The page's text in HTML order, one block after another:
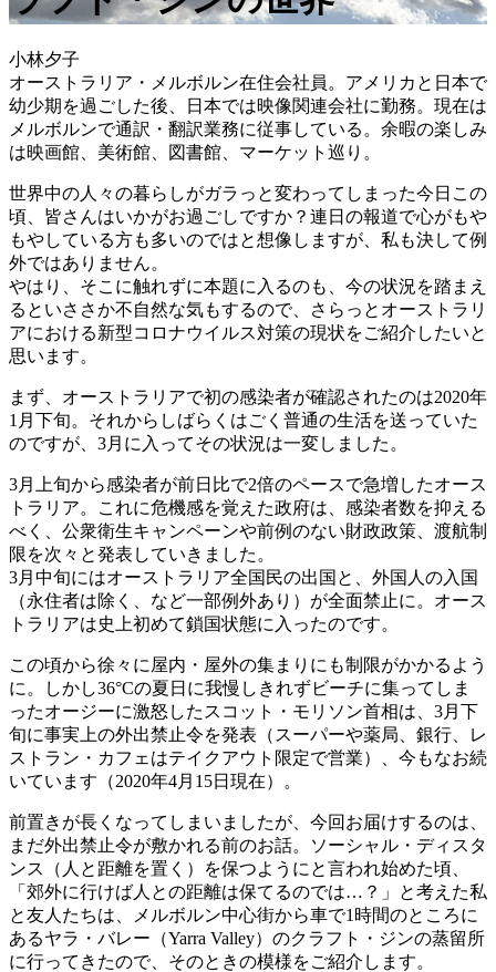
小林夕子
オーストラリア・メルボルン在住会社員。アメリカと日本で
幼少期を過ごした後、日本では映像関連会社に勤務。現在は
メルボルンで通訳・翻訳業務に従事している。余暇の楽しみ
は映画館、美術館、図書館、マーケット巡り。
世界中の人々の暮らしがガラっと変わってしまった今日この
頃、皆さんはいかがお過ごしですか？連日の報道で心がもや
もやしている方も多いのではと想像しますが、私も決して例
外ではありません。
やはり、そこに触れずに本題に入るのも、今の状況を踏まえ
るといささか不自然な気もするので、さらっとオーストラリ
アにおける新型コロナウイルス対策の現状をご紹介したいと
思います。
まず、オーストラリアで初の感染者が確認されたのは2020年
1月下旬。それからしばらくはごく普通の生活を送っていた
のですが、3月に入ってその状況は一変しました。
3月上旬から感染者が前日比で2倍のペースで急増したオース
トラリア。これに危機感を覚えた政府は、感染者数を抑える
べく、公衆衛生キャンペーンや前例のない財政政策、渡航制
限を次々と発表していきました。
3月中旬にはオーストラリア全国民の出国と、外国人の入国
（永住者は除く、など一部例外あり）が全面禁止に。オース
トラリアは史上初めて鎖国状態に入ったのです。
この頃から徐々に屋内・屋外の集まりにも制限がかかるよう
に。しかし36°Cの夏日に我慢しきれずビーチに集ってしま
ったオージーに激怒したスコット・モリソン首相は、3月下
旬に事実上の外出禁止令を発表（スーパーや薬局、銀行、レ
ストラン・カフェはテイクアウト限定で営業）、今もなお続
いています（2020年4月15日現在）。
前置きが長くなってしまいましたが、今回お届けするのは、
まだ外出禁止令が敷かれる前のお話。ソーシャル・ディスタ
ンス（人と距離を置く）を保つようにと言われ始めた頃、
「郊外に行けば人との距離は保てるのでは…？」と考えた私
と友人たちは、メルボルン中心街から車で1時間のところに
あるヤラ・バレー（Yarra Valley）のクラフト・ジンの蒸留所
に行ってきたので、そのときの模様をご紹介します。